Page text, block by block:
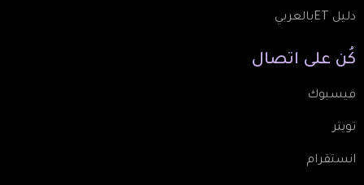
دليل ETبالعربي
كُن على اتصال
فيسبوك
تويتر
انستقرام